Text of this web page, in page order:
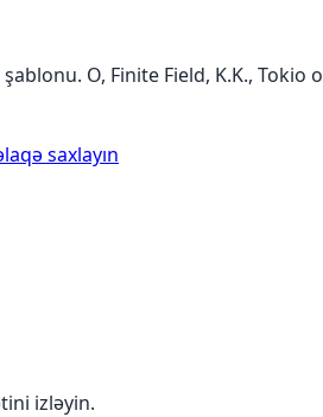
O, Finite Field, K.K., Tokio
saxlayın
izləyin.